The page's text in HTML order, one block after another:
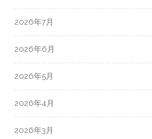
2026年7月
2026年6月
2026年5月
2026年4月
2026年3月